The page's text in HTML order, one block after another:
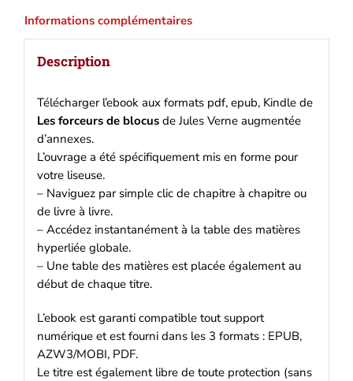
pdf,
Informations complémentaires
Description
Télécharger l’ebook aux formats pdf, epub, Kindle de
Les forceurs de blocusde Jules Verne augmentée
d’annexes.
L’ouvrage a été spécifiquement mis en forme pour
votre liseuse.
– Naviguez par simple clic de chapitre à chapitre ou
de livre à livre.
– Accédez instantanément à la table des matières
hyperliée globale.
– Une table des matières est placée également au
début de chaque titre.
L’ebook est garanti compatible tout support
numérique et est fourni dans les 3 formats : EPUB,
AZW3/MOBI, PDF.
Le titre est également libre de toute protection (sans